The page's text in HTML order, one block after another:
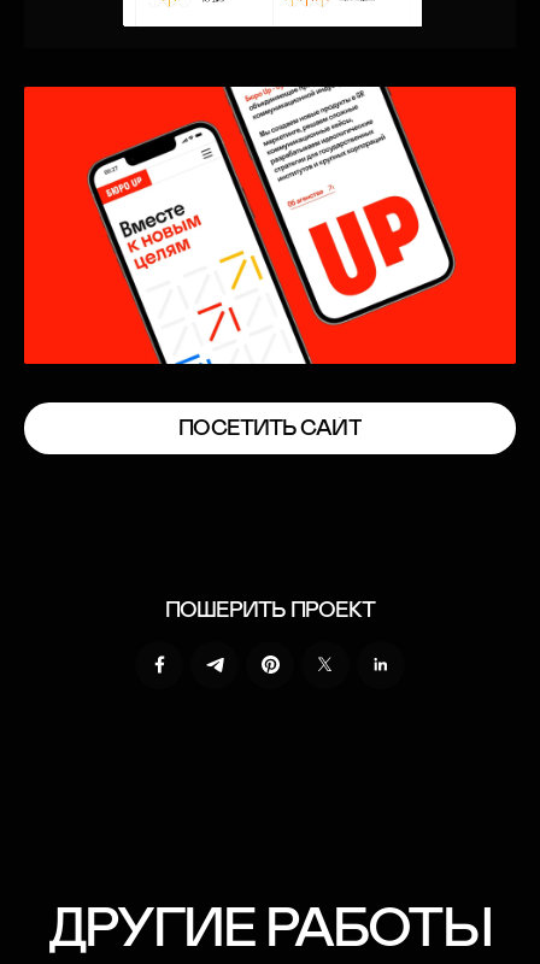
П
П
О
О
С
С
Е
Е
Т
Т
И
И
Т
Т
Ь
Ь
С
С
А
А
Й
Й
Т
Т
ПОШЕРИТЬ ПРОЕКТ
ДРУГИЕ РАБОТЫ